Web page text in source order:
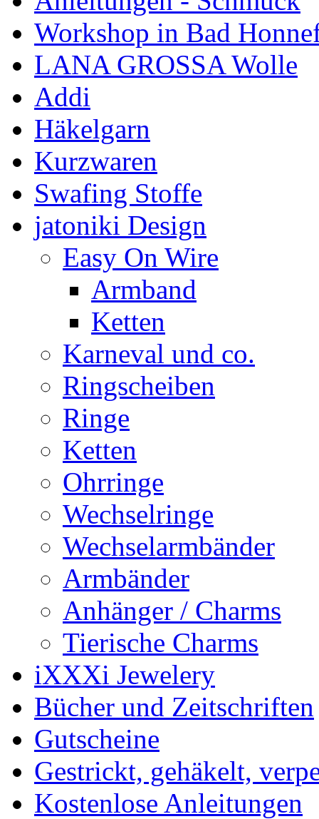
Workshop in Bad
LANA GROSSA Wolle
Addi
Häkelgarn
Kurzwaren
Swafing Stoffe
jatoniki Design
Easy On Wire
Armband
Ketten
Karneval und co.
Ringscheiben
Ringe
Ketten
Ohrringe
Wechselringe
Wechselarmbänder
Armbänder
Anhänger / Charms
Tierische Charms
iXXXi Jewelery
Bücher und Zeitschriften
Gutscheine
Gestrickt, gehäkelt,
Kostenlose Anleitungen